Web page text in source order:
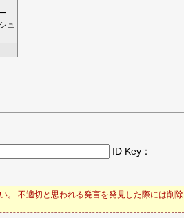
シュ
ID Key：
。 不適切と思われる発言を発見した際には削除